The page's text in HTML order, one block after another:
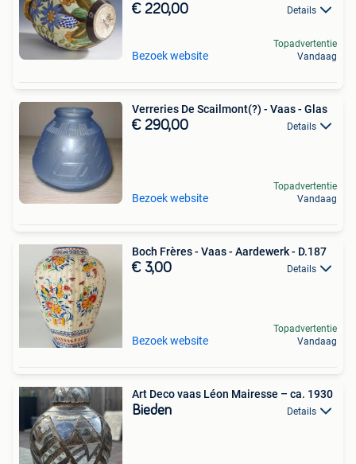
€ 220,00 Details
Bezoek website
Topadvertentie
Vandaag
Verreries De Scailmont(?) - Vaas - Glas
€ 290,00 Details
Bezoek website
Topadvertentie
Vandaag
Boch Frères - Vaas - Aardewerk - D.187
€ 3,00 Details
Bezoek website
Topadvertentie
Vandaag
Art Deco vaas Léon Mairesse – ca. 1930
Bieden Details